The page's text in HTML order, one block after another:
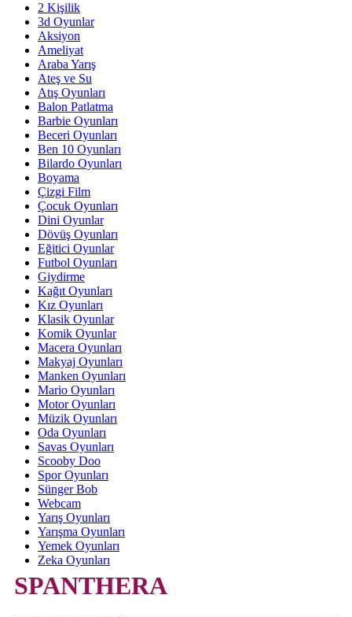
2 Kişilik
3d Oyunlar
Aksiyon
Ameliyat
Araba Yarış
Ateş ve Su
Atış Oyunları
Balon Patlatma
Barbie Oyunları
Beceri Oyunları
Ben 10 Oyunları
Bilardo Oyunları
Boyama
Çizgi Film
Çocuk Oyunları
Dini Oyunlar
Dövüş Oyunları
Eğitici Oyunlar
Futbol Oyunları
Giydirme
Kağıt Oyunları
Kız Oyunları
Klasik Oyunlar
Komik Oyunlar
Macera Oyunları
Makyaj Oyunları
Manken Oyunları
Mario Oyunları
Motor Oyunları
Müzik Oyunları
Oda Oyunları
Savas Oyunları
Scooby Doo
Spor Oyunları
Sünger Bob
Webcam
Yarış Oyunları
Yarışma Oyunları
Yemek Oyunları
Zeka Oyunları
SPANTHERA